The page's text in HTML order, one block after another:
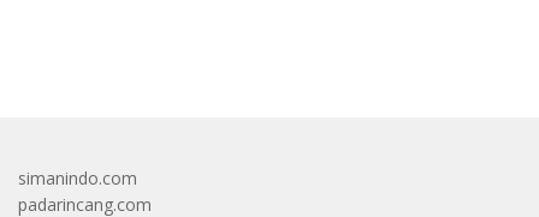
simanindo.com
padarincang.com